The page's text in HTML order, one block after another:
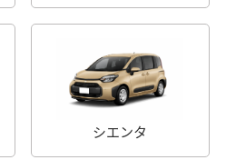
シエンタ